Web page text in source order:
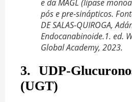
e da MAGL (lipase
pós e pre-sinápticos.
DE SALAS-QUIROGA,
Endocanabinoide.1. ed.
Global Academy, 2023.
3. UDP-
(UGT)